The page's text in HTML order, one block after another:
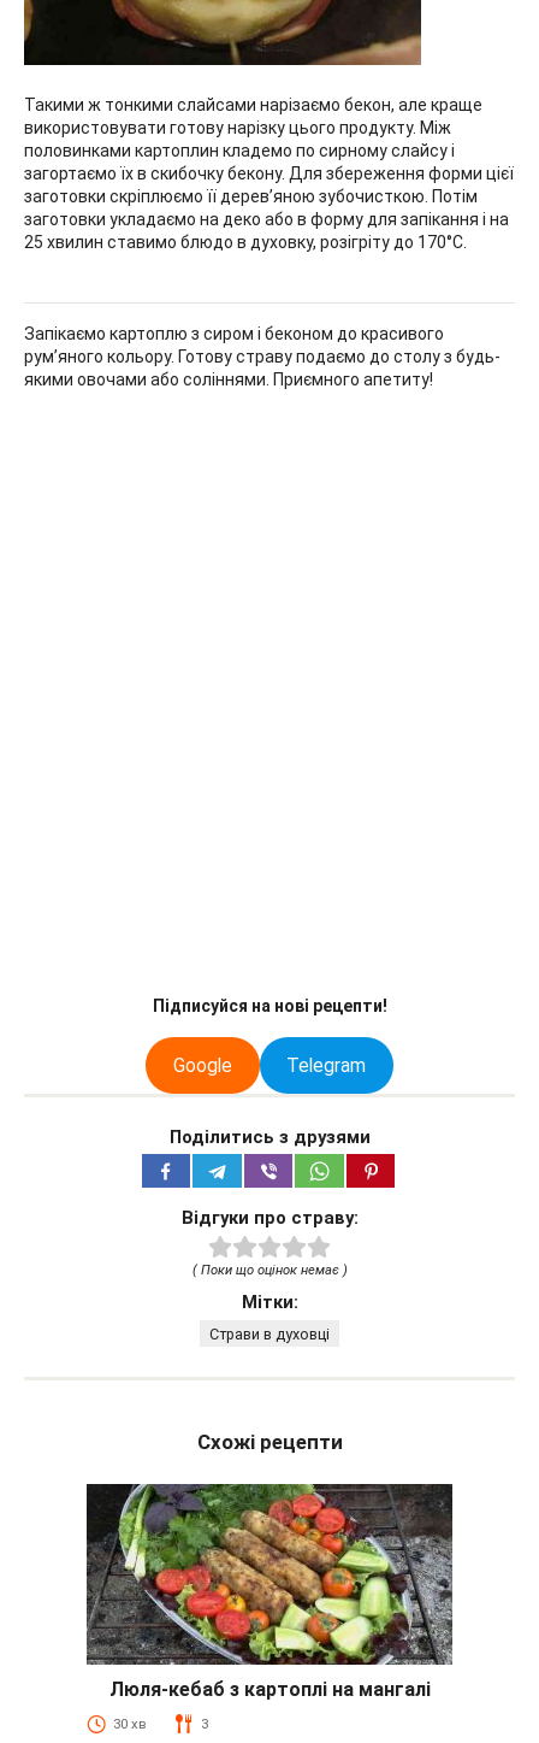
Такими ж тонкими слайсами нарізаємо бекон, але краще
використовувати готову нарізку цього продукту. Між
половинками картоплин кладемо по сирному слайсу і
загортаємо їх в скибочку бекону. Для збереження форми цієї
заготовки скріплюємо її дерев’яною зубочисткою. Потім
заготовки укладаємо на деко або в форму для запікання і на
25 хвилин ставимо блюдо в духовку, розігріту до 170°С.
Запікаємо картоплю з сиром і беконом до красивого
рум’яного кольору. Готову страву подаємо до столу з будь-
якими овочами або соліннями. Приємного апетиту!
Підписуйся на нові рецепти!
Google Telegram
Поділитись з друзями
Відгуки про страву:
( Поки що оцінок немає )
Мітки:
Страви в духовці
Схожі рецепти
Люля-кебаб з картоплі на мангалі
30 хв 3